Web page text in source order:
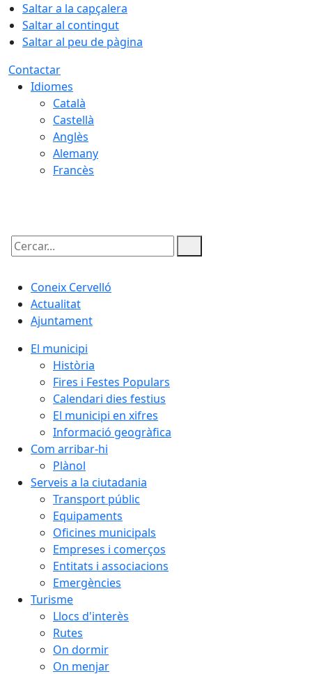
Saltar a la capçalera
Saltar al contingut
Saltar al peu de pàgina
Contactar
Idiomes
Català
Castellà
Anglès
Alemany
Francès
Cercar:
Coneix Cervelló
Actualitat
Ajuntament
El municipi
Història
Fires i Festes Populars
Calendari dies festius
El municipi en xifres
Informació geogràfica
Com arribar-hi
Plànol
Serveis a la ciutadania
Transport públic
Equipaments
Oficines municipals
Empreses i comerços
Entitats i associacions
Emergències
Turisme
Llocs d'interès
Rutes
On dormir
On menjar